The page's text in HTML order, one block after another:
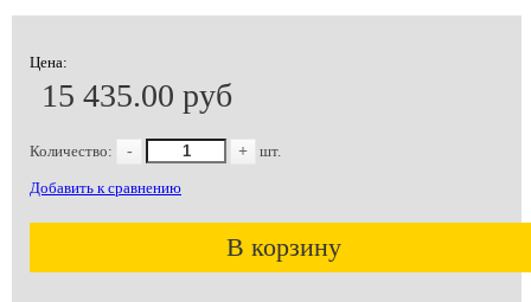
Цена:
15 435.00 руб
Количество: - + шт.
Добавить к сравнению
В корзину